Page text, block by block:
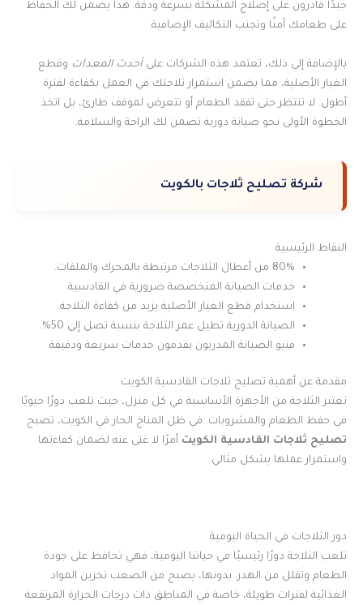
جيدًا قادرون على إصلاح المشكلة بسرعة ودقة. هذا يضمن لك الحفاظ
على طعامك آمنًا وتجنب التكاليف الإضافية.
بالإضافة إلى ذلك، تعتمد هذه الشركات على أحدث المعدات وقطع
الغيار الأصلية، مما يضمن استمرار ثلاجتك في العمل بكفاءة لفترة
أطول. لا تنتظر حتى تفقد الطعام أو تتعرض لموقف طارئ، بل اتخذ
الخطوة الأولى نحو صيانة دورية تضمن لك الراحة والسلامة.
شركة تصليح ثلاجات بالكويت
النقاط الرئيسية
80% من أعطال الثلاجات مرتبطة بالمحرك والملفات.
خدمات الصيانة المتخصصة ضرورية في القادسية.
استخدام قطع الغيار الأصلية يزيد من كفاءة الثلاجة.
الصيانة الدورية تطيل عمر الثلاجة بنسبة تصل إلى 50%.
فنيو الصيانة المدربون يقدمون خدمات سريعة ودقيقة.
مقدمة عن أهمية تصليح ثلاجات القادسية الكويت
تعتبر الثلاجة من الأجهزة الأساسية في كل منزل، حيث تلعب دورًا حيويًا
في حفظ الطعام والمشروبات. في ظل المناخ الحار في الكويت، تصبح
تصليح ثلاجات القادسية الكويت أمرًا لا غنى عنه لضمان كفاءتها
واستمرار عملها بشكل مثالي.
دور الثلاجات في الحياة اليومية
تلعب الثلاجة دورًا رئيسيًا في حياتنا اليومية، فهي تحافظ على جودة
الطعام وتقلل من الهدر. بدونها، يصبح من الصعب تخزين المواد
الغذائية لفترات طويلة، خاصة في المناطق ذات درجات الحرارة المرتفعة